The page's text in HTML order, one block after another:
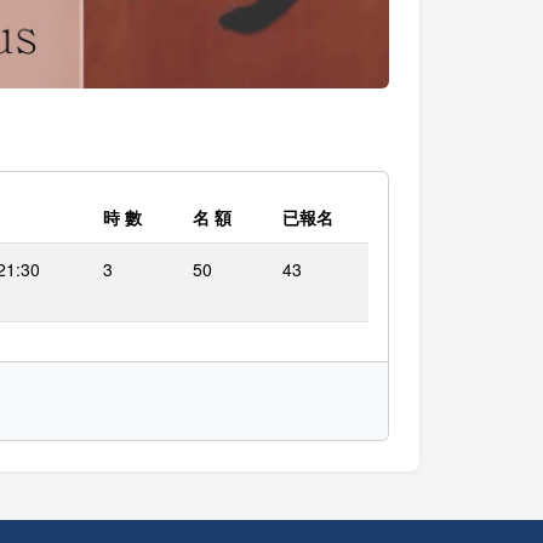
時 數 名 額 已報名
3 50 43